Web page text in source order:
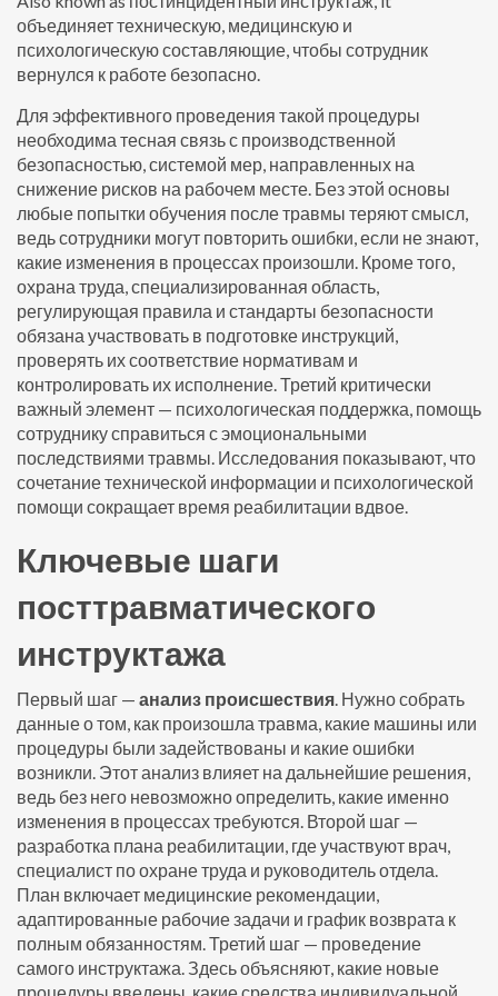
объединяет техническую, медицинскую и
психологическую составляющие, чтобы сотрудник
вернулся к работе безопасно.
Для эффективного проведения такой процедуры
необходима тесная связь с производственной
безопасностью,системой мер, направленных на
снижение рисков на рабочем месте. Без этой основы
любые попытки обучения после травмы теряют смысл,
ведь сотрудники могут повторить ошибки, если не знают,
какие изменения в процессах произошли. Кроме того,
охрана труда,специализированная область,
регулирующая правила и стандарты безопасности
обязана участвовать в подготовке инструкций,
проверять их соответствие нормативам и
контролировать их исполнение. Третий критически
важный элемент — психологическая поддержка, помощь
сотруднику справиться с эмоциональными
последствиями травмы. Исследования показывают, что
сочетание технической информации и психологической
помощи сокращает время реабилитации вдвое.
Ключевые шаги
посттравматического
инструктажа
Первый шаг — анализ происшествия. Нужно собрать
данные о том, как произошла травма, какие машины или
процедуры были задействованы и какие ошибки
возникли. Этот анализ влияет на дальнейшие решения,
ведь без него невозможно определить, какие именно
изменения в процессах требуются. Второй шаг —
разработка плана реабилитации, где участвуют врач,
специалист по охране труда и руководитель отдела.
План включает медицинские рекомендации,
адаптированные рабочие задачи и график возврата к
полным обязанностям. Третий шаг — проведение
самого инструктажа. Здесь объясняют, какие новые